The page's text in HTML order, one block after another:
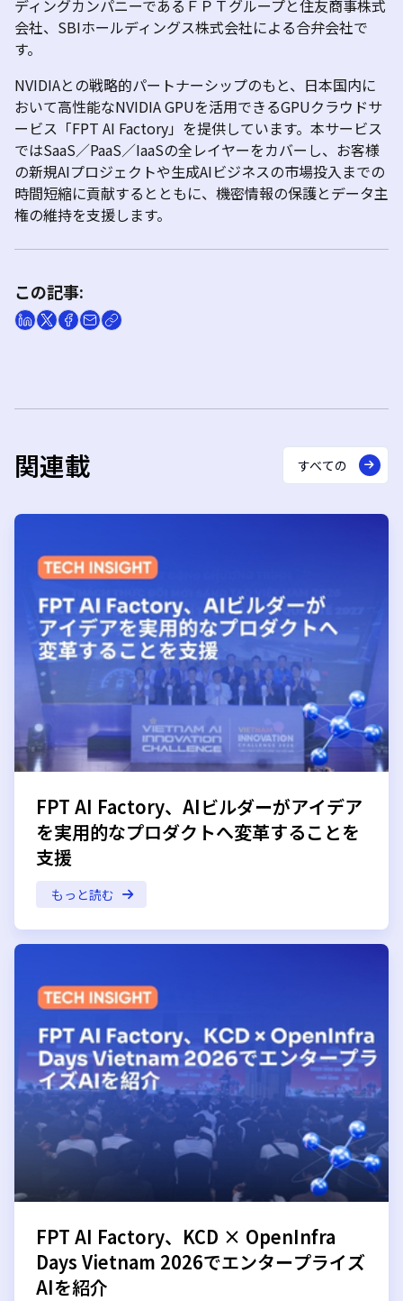
ディングカンパニーであるＦＰＴグループと住友商事株式
会社、SBIホールディングス株式会社による合弁会社で
す。
NVIDIAとの戦略的パートナーシップのもと、日本国内に
おいて高性能なNVIDIA GPUを活用できるGPUクラウドサ
ービス「FPT AI Factory」を提供しています。本サービス
ではSaaS／PaaS／IaaSの全レイヤーをカバーし、お客様
の新規AIプロジェクトや生成AIビジネスの市場投入までの
時間短縮に貢献するとともに、機密情報の保護とデータ主
権の維持を支援します。
この記事:
関連載 すべての
FPT AI Factory、AIビルダーがアイデア
を実用的なプロダクトへ変革することを
支援
もっと読む
FPT AI Factory、KCD × OpenInfra
Days Vietnam 2026でエンタープライズ
AIを紹介